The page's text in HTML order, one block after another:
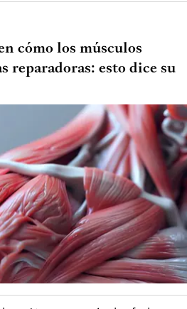
cómo los músculos
reparadoras: esto dice su